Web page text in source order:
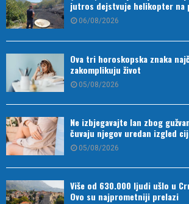
jutros dejstvuje helikopter na
06/08/2026
Ova tri horoskopska znaka
zakomplikuju život
05/08/2026
Ne izbjegavajte lan zbog
čuvaju njegov uredan izgled
05/08/2026
Više od 630.000 ljudi ušlo u
Ovo su najprometniji prelazi